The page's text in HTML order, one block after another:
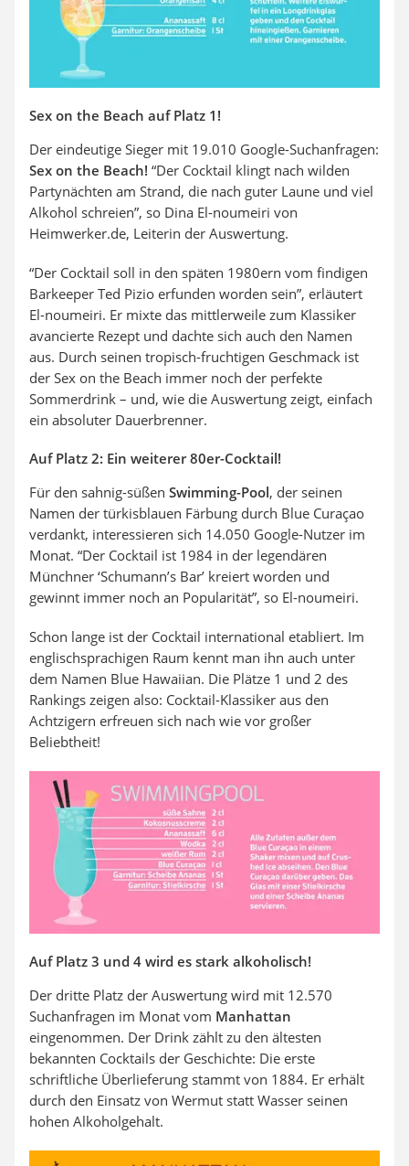
Sex on the Beach auf Platz 1!
Der eindeutige Sieger mit 19.010 Google-Suchanfragen:
Sex on the Beach! “Der Cocktail klingt nach wilden
Partynächten am Strand, die nach guter Laune und viel
Alkohol schreien”, so Dina El-noumeiri von
Heimwerker.de, Leiterin der Auswertung.
“Der Cocktail soll in den späten 1980ern vom findigen
Barkeeper Ted Pizio erfunden worden sein”, erläutert
El-noumeiri. Er mixte das mittlerweile zum Klassiker
avancierte Rezept und dachte sich auch den Namen
aus. Durch seinen tropisch-fruchtigen Geschmack ist
der Sex on the Beach immer noch der perfekte
Sommerdrink – und, wie die Auswertung zeigt, einfach
ein absoluter Dauerbrenner.
Auf Platz 2: Ein weiterer 80er-Cocktail!
Für den sahnig-süßen Swimming-Pool, der seinen
Namen der türkisblauen Färbung durch Blue Curaçao
verdankt, interessieren sich 14.050 Google-Nutzer im
Monat. “Der Cocktail ist 1984 in der legendären
Münchner ‘Schumann’s Bar’ kreiert worden und
gewinnt immer noch an Popularität”, so El-noumeiri.
Schon lange ist der Cocktail international etabliert. Im
englischsprachigen Raum kennt man ihn auch unter
dem Namen Blue Hawaiian. Die Plätze 1 und 2 des
Rankings zeigen also: Cocktail-Klassiker aus den
Achtzigern erfreuen sich nach wie vor großer
Beliebtheit!
Auf Platz 3 und 4 wird es stark alkoholisch!
Der dritte Platz der Auswertung wird mit 12.570
Suchanfragen im Monat vom Manhattan
eingenommen. Der Drink zählt zu den ältesten
bekannten Cocktails der Geschichte: Die erste
schriftliche Überlieferung stammt von 1884. Er erhält
durch den Einsatz von Wermut statt Wasser seinen
hohen Alkoholgehalt.